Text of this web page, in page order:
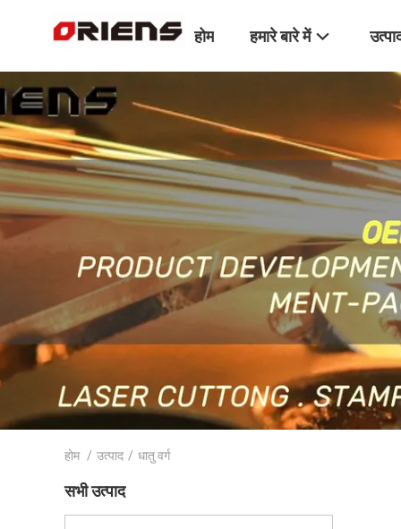
होम हमारे बारे में
होम / उत्पाद / धातु वर्ग
सभी उत्पाद